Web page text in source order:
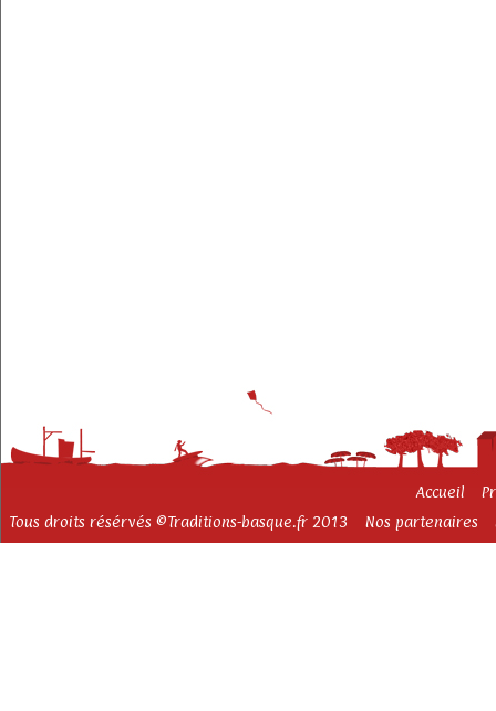
Accueil
Tous droits résérvés ©Traditions-basque.fr 2013
Nos partenaires